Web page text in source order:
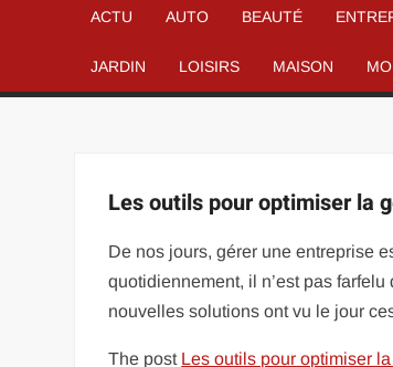
ACTU AUTO BEAUTÉ
JARDIN LOISIRS MAISON
Les outils pour optimiser la
De nos jours, gérer une entreprise
quotidiennement, il n’est pas
nouvelles solutions ont vu le jour
The post Les outils pour optimiser